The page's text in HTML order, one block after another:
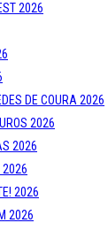
2026
DE COURA 2026
2026
2026
2026
2026
2026